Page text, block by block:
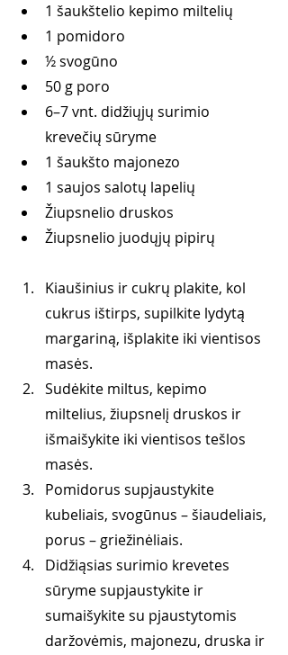
1 šaukštelio kepimo miltelių
1 pomidoro
½ svogūno
50 g poro
6–7 vnt. didžiųjų surimio
krevečių sūryme
1 šaukšto majonezo
1 saujos salotų lapelių
Žiupsnelio druskos
Žiupsnelio juodųjų pipirų
Kiaušinius ir cukrų plakite, kol
cukrus ištirps, supilkite lydytą
margariną, išplakite iki vientisos
masės.
Sudėkite miltus, kepimo
miltelius, žiupsnelį druskos ir
išmaišykite iki vientisos tešlos
masės.
Pomidorus supjaustykite
kubeliais, svogūnus – šiaudeliais,
porus – griežinėliais.
Didžiąsias surimio krevetes
sūryme supjaustykite ir
sumaišykite su pjaustytomis
daržovėmis, majonezu, druska ir